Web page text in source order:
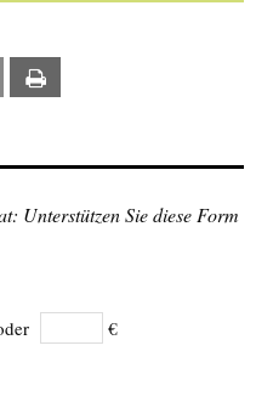
Email
Unterstützen Sie diese Form
€